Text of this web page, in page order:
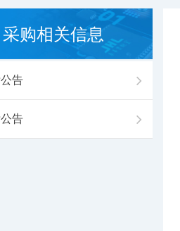
采购相关信息
告
告